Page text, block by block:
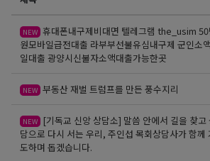
NEW 휴대폰내구제비대면 텔레그램 the_usim
원모바일급전대출 라부부선불유심내구제 군인소
일대출 광양시신불자소액대출가능한곳
NEW 부동산 재벌 트럼프를 만든 풍수지리
NEW
[기독교 신앙 상담소] 말씀 안에서 길을 찾고
담으로 다시 서는 우리, 주인섭 목회상담사가 함께
도하며 돕겠습니다.